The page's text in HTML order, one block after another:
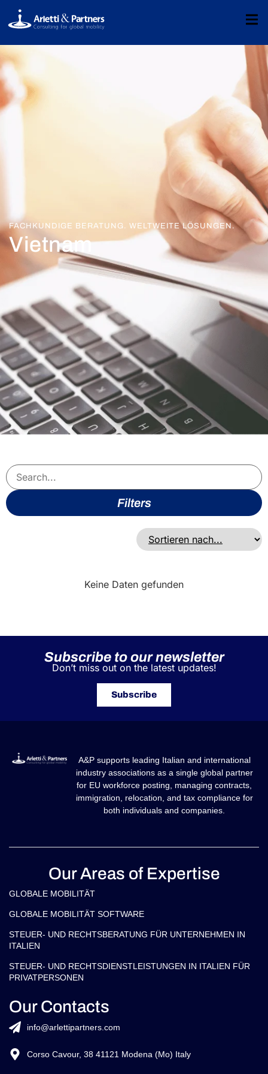
FACHKUNDIGE BERATUNG. WELTWEITE LÖSUNGEN.
Vietnam
Filters
Keine Daten gefunden
Subscribe to our newsletter
Don’t miss out on the latest updates!
Subscribe
A&P supports leading Italian and international
industry associations as a single global partner
for EU workforce posting, managing contracts,
immigration, relocation, and tax compliance for
both individuals and companies.
Our Areas of Expertise
GLOBALE MOBILITÄT
GLOBALE MOBILITÄT SOFTWARE
STEUER- UND RECHTSBERATUNG FÜR UNTERNEHMEN IN
ITALIEN
STEUER- UND RECHTSDIENSTLEISTUNGEN IN ITALIEN FÜR
PRIVATPERSONEN
Our Contacts
info@arlettipartners.com
Corso Cavour, 38 41121 Modena (Mo) Italy